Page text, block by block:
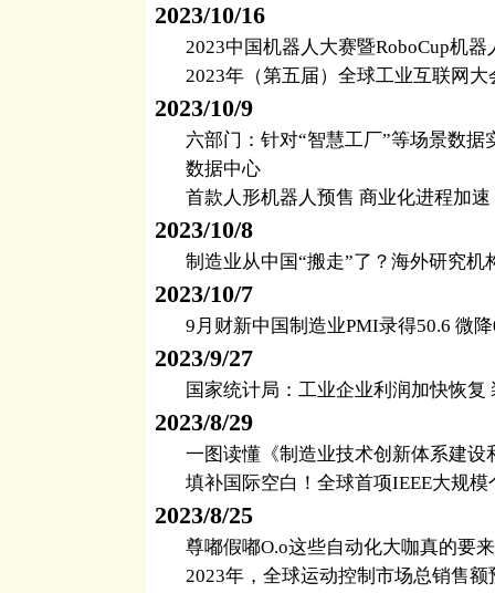
2023/10/16
2023中国机器人大赛暨RoboCup机
2023年（第五届）全球工业互联网
2023/10/9
六部门：针对“智慧工厂”等场景数
数据中心
首款人形机器人预售 商业化进程加速
2023/10/8
制造业从中国“搬走”了？海外研究机
2023/10/7
9月财新中国制造业PMI录得50.6 微
2023/9/27
国家统计局：工业企业利润加快恢复
2023/8/29
一图读懂《制造业技术创新体系建设
填补国际空白！全球首项IEEE大规
2023/8/25
尊嘟假嘟O.o这些自动化大咖真的要
2023年，全球运动控制市场总销售额